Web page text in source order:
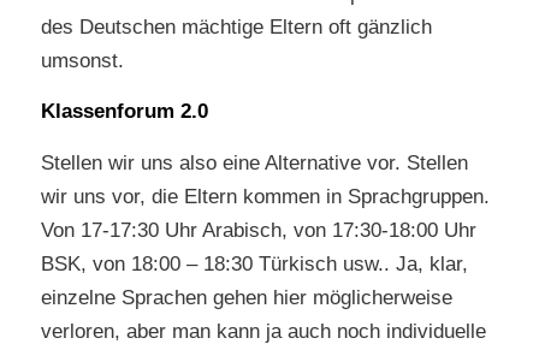
des Deutschen mächtige Eltern oft gänzlich
umsonst.
Klassenforum 2.0
Stellen wir uns also eine Alternative vor. Stellen
wir uns vor, die Eltern kommen in Sprachgruppen.
Von 17-17:30 Uhr Arabisch, von 17:30-18:00 Uhr
BSK, von 18:00 – 18:30 Türkisch usw.. Ja, klar,
einzelne Sprachen gehen hier möglicherweise
verloren, aber man kann ja auch noch individuelle